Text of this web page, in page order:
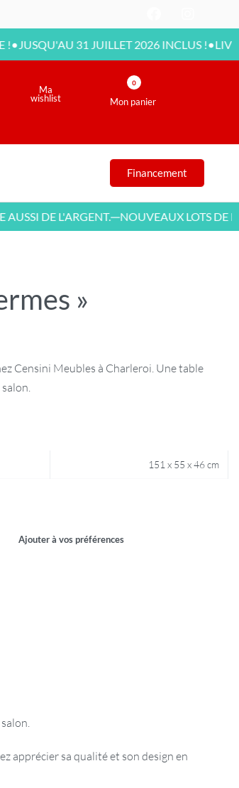
31 JUILLET 2026 INCLUS !•LIVRAISON
Ma
wishlist Mon panier
0
Financement
DE L'ARGENT.—NOUVEAUX LOTS DE
»
Censini Meubles à Charleroi. Une table
151 x 55 x 46 cm
Ajouter à vos préférences
apprécier sa qualité et son design en